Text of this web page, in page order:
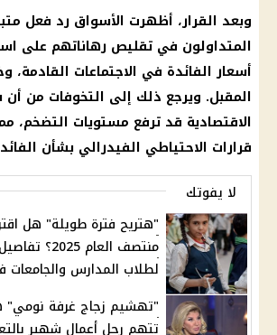
وبعد القرار، أظهرت الأسواق رد فعل
المتداولون في تقليص رهاناتهم على
أسعار الفائدة في الاجتماعات
المقبل. ويرجع ذلك إلى التخوفات من
الاقتصادية قد ترفع مستويات التضخم،
قرارات الاحتياطي الفيدرالي بشأن
لا يفوتك
"هتريح فترة طويلة" هل
منتصف العام
لطلاب المدارس
"تهشيم زجاج غرفة نومي"
تتهم رجل أعمال شهير